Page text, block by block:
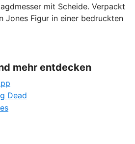
mit Scheide. Verpackt
Jones Figur in einer bedruckten
mehr entdecken
Dead